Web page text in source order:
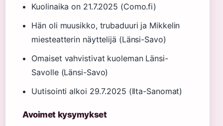
Kuolinaika on 21.7.2025 (Como.fi)
Hän oli muusikko, trubaduuri ja Mikkelin
miesteatterin näyttelijä (Länsi-Savo)
Omaiset vahvistivat kuoleman Länsi-
Savolle (Länsi-Savo)
Uutisointi alkoi 29.7.2025 (Ilta-Sanomat)
Avoimet kysymykset